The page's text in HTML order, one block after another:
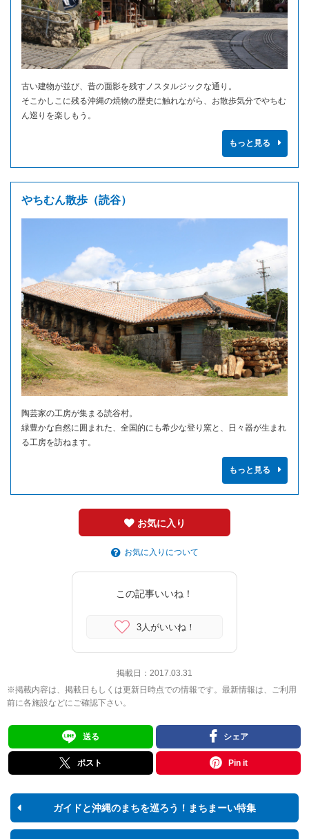
古い建物が並び、昔の面影を残すノスタルジックな通り。
そこかしこに残る沖縄の焼物の歴史に触れながら、お散歩気分でやちむ
ん巡りを楽しもう。
もっと見る
やちむん散歩（読谷）
陶芸家の工房が集まる読谷村。
緑豊かな自然に囲まれた、全国的にも希少な登り窯と、日々器が生まれ
る工房を訪ねます。
もっと見る
お気に入り
お気に入りについて
この記事いいね！
3人がいいね！
掲載日： 2017.03.31
※掲載内容は、掲載日もしくは更新日時点での情報です。最新情報は、ご利用
前に各施設などにご確認下さい。
送る シェア
ポスト Pin it
ガイドと沖縄のまちを巡ろう！まちまーい特集